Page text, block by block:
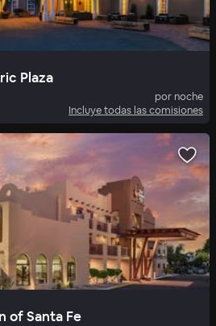
Plaza
por noche
Incluye todas las comisiones
of Santa Fe